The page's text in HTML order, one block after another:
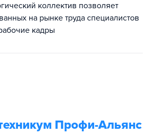
коллектив позволяет
на рынке труда специалистов
кадры
Профи-Альянс